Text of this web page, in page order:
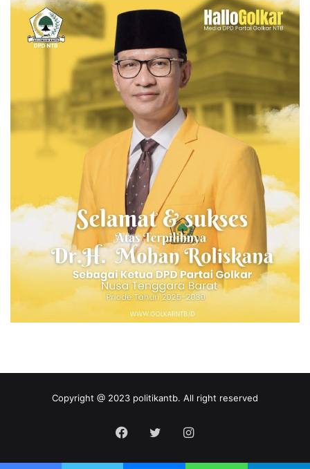
Copyright @ 2023 politikantb. All right reserved
Facebook
TwitterInstagram